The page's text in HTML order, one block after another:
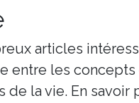
articles
entre les concepts
de la vie. En savoir